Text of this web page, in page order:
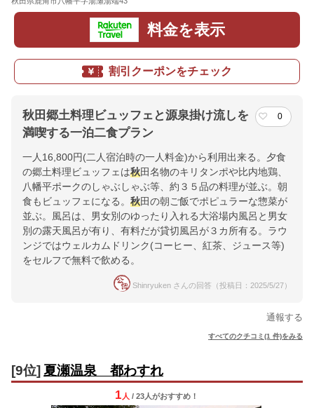
料金を表示
割引クーポンをチェック
秋田郷土料理ビュッフェと源泉掛け流しを
満喫する一泊二食プラン
0
一人16,800円(二人宿泊時の一人料金)から利用出来る。夕食
の郷土料理ビュッフェは秋田名物のキリタンポや比内地鶏、
八幡平ポークのしゃぶしゃぶ等、約３５品の料理が並ぶ。朝
食もビュッフェになる。 秋田の朝ご飯でポピュラーな惣菜が
並ぶ。風呂は、男女別のゆったり入れる大浴場内風呂と男女
別の露天風呂が有り、有料だが貸切風呂が３カ所有る。ラウ
ンジではウェルカムドリンク(コーヒー、紅茶、ジュース等)
をセルフで無料で飲める。
Shinryuken さんの回答（投稿日：2025/5/27）
通報する
すべてのクチコミ(1 件)をみる
[9位] 夏瀬温泉 都わすれ
1 人 / 23人がおすすめ！